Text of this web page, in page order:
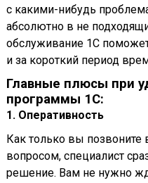
с какими-нибудь
абсолютно в не
обслуживание 1С
и за короткий период
Главные плюсы при
программы 1С:
1. Оперативность
Как только вы
вопросом, специалист
решение. Вам не нужно